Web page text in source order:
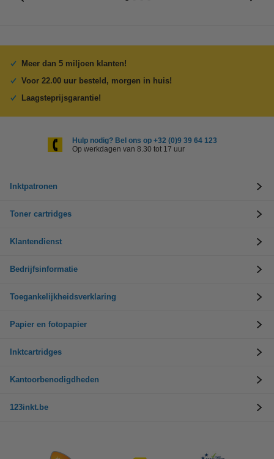
Meer dan 5 miljoen klanten!
Voor 22.00 uur besteld, morgen in huis!
Laagsteprijsgarantie!
Hulp nodig? Bel ons op +32 (0)9 39 64 123
Op werkdagen van 8.30 tot 17 uur
Inktpatronen
Toner cartridges
Klantendienst
Bedrijfsinformatie
Toegankelijkheidsverklaring
Papier en fotopapier
Inktcartridges
Kantoorbenodigdheden
123inkt.be